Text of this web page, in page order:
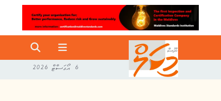
6 އޯގަސްޓް 2026